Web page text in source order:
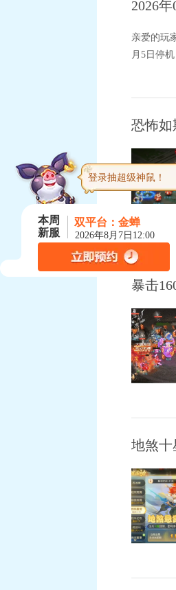
登录抽超级神鼠！
本周
新服
双平台： 金蝉
2026年8月7日12:00
2026
亲爱的玩
月5日停
恐怖如
暴击
地煞十